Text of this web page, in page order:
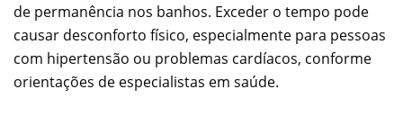
de permanência nos banhos. Exceder o tempo pode
causar desconforto físico, especialmente para pessoas
com hipertensão ou problemas cardíacos, conforme
orientações de especialistas em saúde.